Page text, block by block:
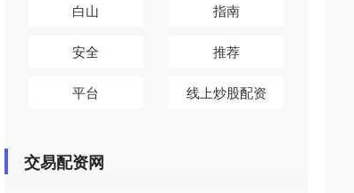
白山 指南
安全 推荐
平台 线上炒股配资
交易配资网